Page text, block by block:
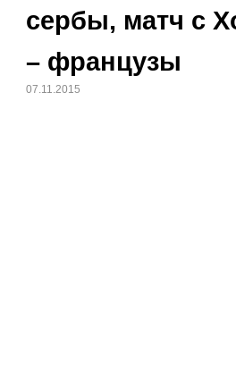
сербы, матч с
– французы
07.11.2015